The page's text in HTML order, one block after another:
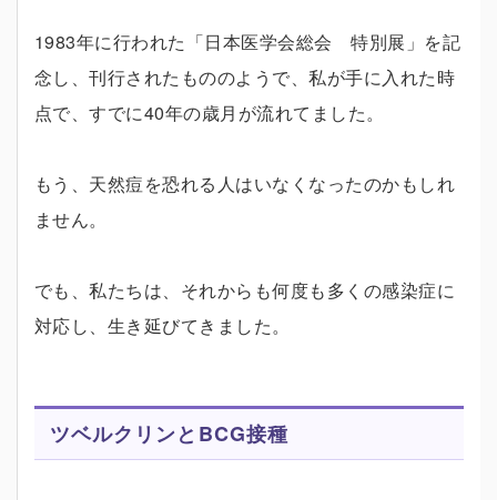
1983年に行われた「日本医学会総会 特別展」を記
念し、刊行されたもののようで、私が手に入れた時
点で、すでに40年の歳月が流れてました。
もう、天然痘を恐れる人はいなくなったのかもしれ
ません。
でも、私たちは、それからも何度も多くの感染症に
対応し、生き延びてきました。
ツベルクリンとBCG接種